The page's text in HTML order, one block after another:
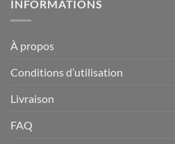
INFORMATIONS
À propos
Conditions d’utilisation
Livraison
FAQ